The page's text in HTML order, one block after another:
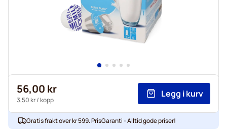
56,00 kr
3,50 kr/ kopp
Legg i kurv
Gratis frakt over kr 599. PrisGaranti - Alltid gode priser!